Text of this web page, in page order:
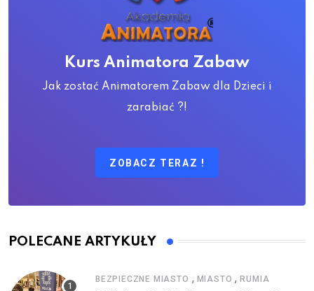
Kurs Animatora Zabaw
Jak zostać Animatorem Zabaw dla Dzieci i
zarabiać ?!
ZOBACZ TERAZ !
POLECANE ARTYKUŁY
BEZPIECZNE MIASTO , MIASTO ,RUMIA